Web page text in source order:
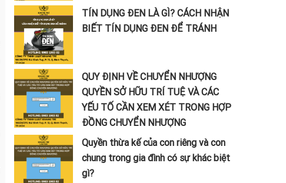
TÍN DỤNG ĐEN LÀ GÌ? CÁCH NHẬN
BIẾT TÍN DỤNG ĐEN ĐỂ TRÁNH
QUY ĐỊNH VỀ CHUYỂN NHƯỢNG
QUYỀN SỞ HỮU TRÍ TUỆ VÀ CÁC
YẾU TỐ CẦN XEM XÉT TRONG HỢP
ĐỒNG CHUYỂN NHƯỢNG
Quyền thừa kế của con riêng và con
chung trong gia đình có sự khác biệt
gì?